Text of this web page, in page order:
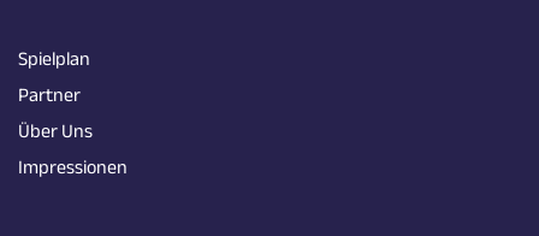
Spielplan
Partner
Über Uns
Impressionen